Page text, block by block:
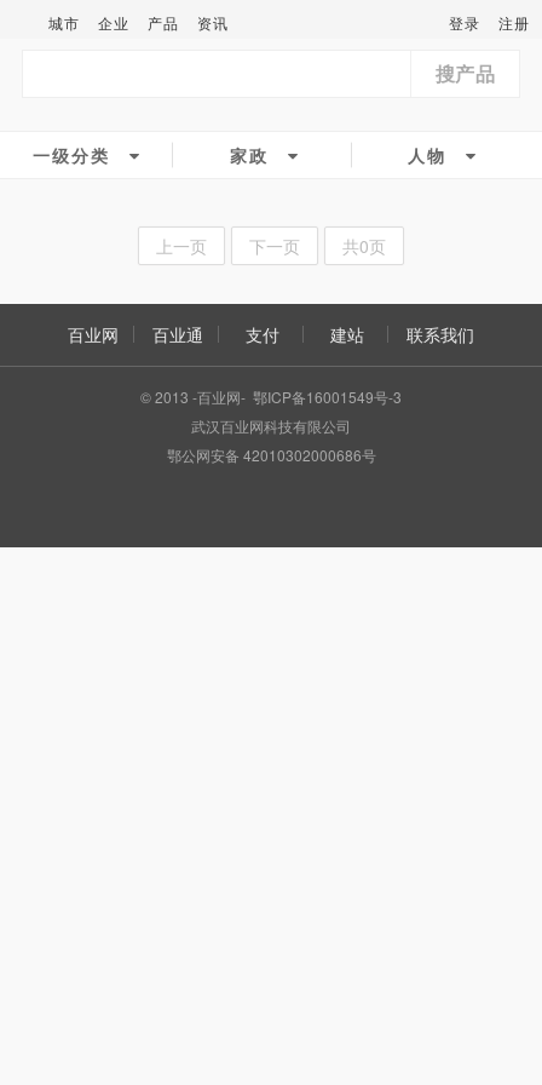
城市 企业 产品 资讯 登录 注册
搜产品
一级分类 家政 人物
上一页 下一页 共0页
百业网 百业通 支付 建站 联系我们
© 2013 -百业网- 鄂ICP备16001549号-3
武汉百业网科技有限公司
鄂公网安备 42010302000686号